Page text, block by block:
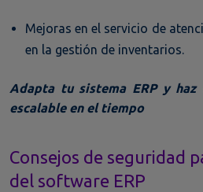
Mejoras en el servicio de
en la gestión de inventarios.
Adapta tu sistema ERP y haz
escalable en el tiempo
Consejos de seguridad
del software ERP